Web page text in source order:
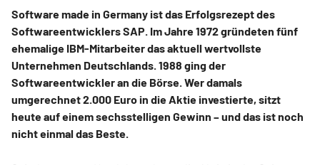
Software made in Germany ist das Erfolgsrezept des
Softwareentwicklers SAP. Im Jahre 1972 gründeten fünf
ehemalige IBM-Mitarbeiter das aktuell wertvollste
Unternehmen Deutschlands. 1988 ging der
Softwareentwickler an die Börse. Wer damals
umgerechnet 2.000 Euro in die Aktie investierte, sitzt
heute auf einem sechsstelligen Gewinn – und das ist noch
nicht einmal das Beste.